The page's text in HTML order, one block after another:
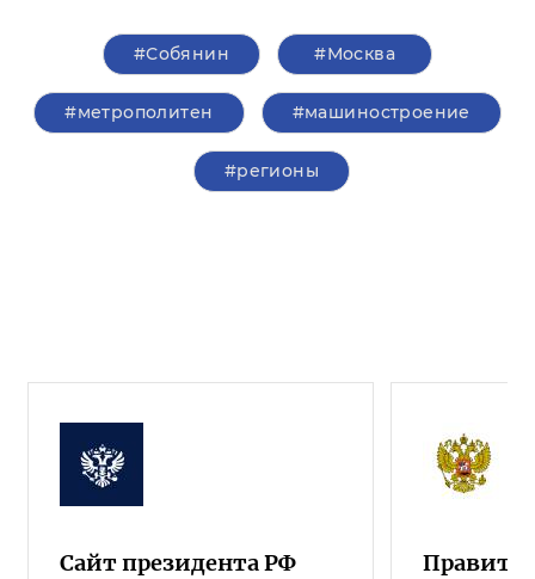
#Собянин #Москва
#метрополитен #машиностроение
#регионы
Сайт президента РФ